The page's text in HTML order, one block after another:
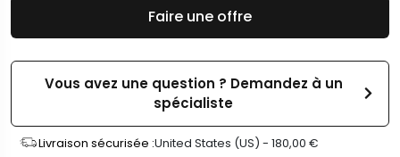
Faire une offre
Vous avez une question ? Demandez à un
spécialiste
Livraison sécurisée :United States (US) - 180,00 €